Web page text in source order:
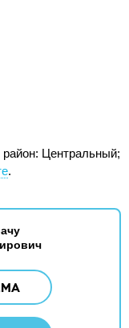
район: Центральный;
.